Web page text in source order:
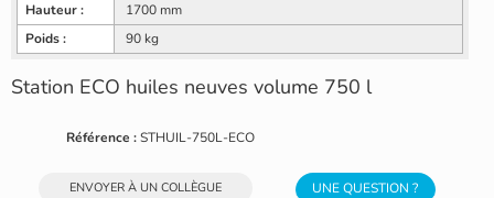
Hauteur :
1700 mm
Poids :
90 kg
Station ECO huiles neuves volume 750 l
Référence : STHUIL-750L-ECO
UNE QUESTION ?
ENVOYER À UN COLLÈGUE